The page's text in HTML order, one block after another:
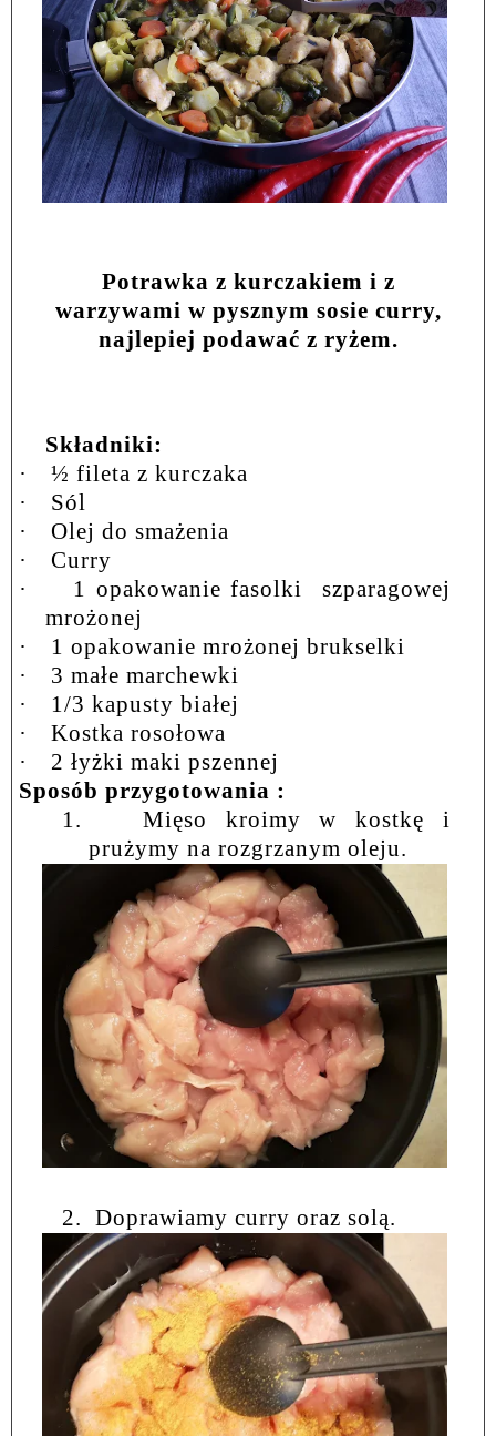
Potrawka z kurczakiem i z
warzywami w pysznym sosie curry,
najlepiej podawać z ryżem.
Składniki:
·
½ fileta z kurczaka
·
Sól
·
Olej do smażenia
·
Curry
·
1 opakowanie fasolki
szparagowej
mrożonej
·
1 opakowanie mrożonej brukselki
·
3 małe marchewki
·
1/3 kapusty białej
·
Kostka rosołowa
·
2 łyżki maki pszennej
Sposób przygotowania :
1.
Mięso kroimy w kostkę i
prużymy na rozgrzanym oleju.
2. Doprawiamy curry oraz solą.